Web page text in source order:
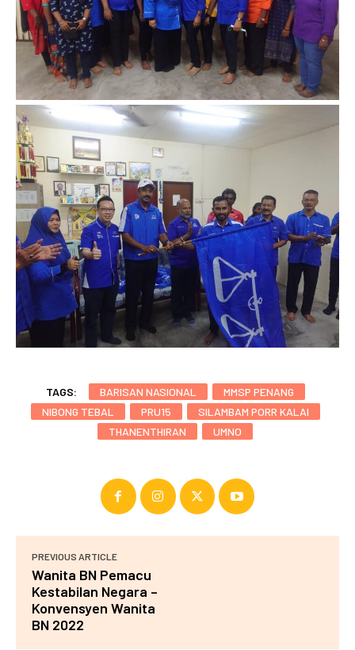
TAGS: BARISAN NASIONAL
MMSP PENANG
NIBONG TEBAL
PRU15
SILAMBAM PORR KALAI
THANENTHIRAN
UMNO
PREVIOUS ARTICLE
Wanita BN Pemacu
Kestabilan Negara –
Konvensyen Wanita
BN 2022